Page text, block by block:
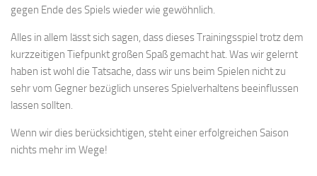
gegen Ende des Spiels wieder wie gewöhnlich.
Alles in allem lässt sich sagen, dass dieses Trainingsspiel trotz dem
kurzzeitigen Tiefpunkt großen Spaß gemacht hat. Was wir gelernt
haben ist wohl die Tatsache, dass wir uns beim Spielen nicht zu
sehr vom Gegner bezüglich unseres Spielverhaltens beeinflussen
lassen sollten.
Wenn wir dies berücksichtigen, steht einer erfolgreichen Saison
nichts mehr im Wege!